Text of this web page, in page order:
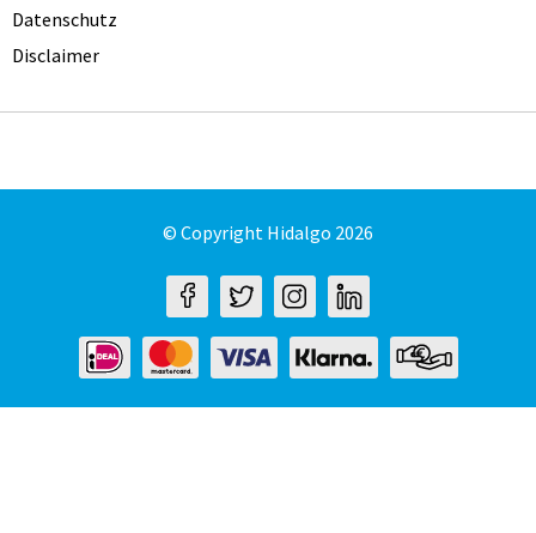
Datenschutz
Disclaimer
© Copyright Hidalgo 2026